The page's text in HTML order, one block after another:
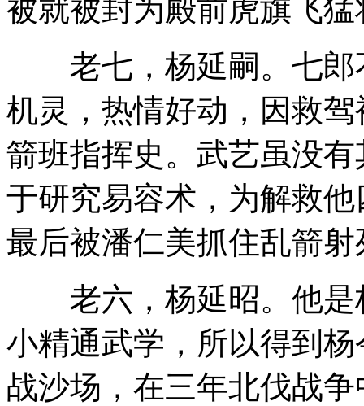
被就被封为殿前虎旗飞
老七，杨延嗣。七郎
机灵，热情好动，因救
箭班指挥史。武艺虽没
于研究易容术，为解救
最后被潘仁美抓住乱箭
老六，杨延昭。他是
小精通武学，所以得到
战沙场，在三年北伐战